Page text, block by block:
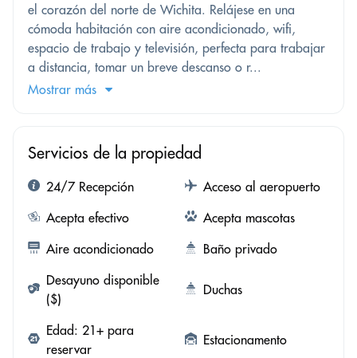
el corazón del norte de Wichita. Relájese en una
cómoda habitación con aire acondicionado, wifi,
espacio de trabajo y televisión, perfecta para trabajar
a distancia, tomar un breve descanso o r...
Mostrar más
Servicios de la propiedad
24/7 Recepción
Acceso al aeropuerto
Acepta efectivo
Acepta mascotas
Aire acondicionado
Baño privado
Desayuno disponible
($)
Duchas
Edad: 21+ para
reservar
Estacionamento